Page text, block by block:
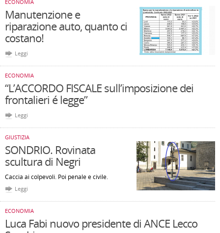
ECONOMIA
Manutenzione e
riparazione auto, quanto ci
costano!
Leggi
ECONOMIA
“L’ACCORDO FISCALE sull’imposizione dei
frontalieri é legge”
Leggi
GIUSTIZIA
SONDRIO. Rovinata
scultura di Negri
Caccia ai colpevoli. Poi penale e civile.
Leggi
ECONOMIA
Luca Fabi nuovo presidente di ANCE Lecco